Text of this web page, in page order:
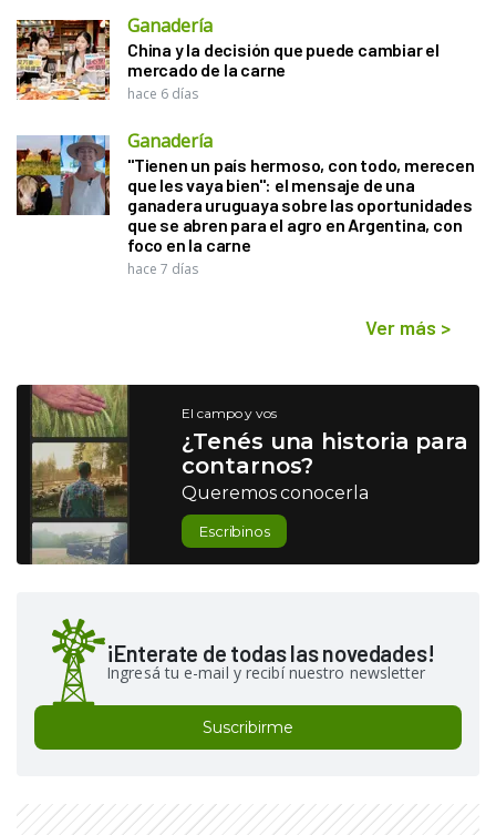
Ganadería
China y la decisión que puede cambiar el
mercado de la carne
hace 6 días
Ganadería
"Tienen un país hermoso, con todo, merecen
que les vaya bien": el mensaje de una
ganadera uruguaya sobre las oportunidades
que se abren para el agro en Argentina, con
foco en la carne
hace 7 días
Ver más >
El campo y vos
¿Tenés una historia para
contarnos?
Queremos conocerla
Escribinos
¡Enterate de todas las novedades!
Ingresá tu e-mail y recibí nuestro newsletter
Suscribirme